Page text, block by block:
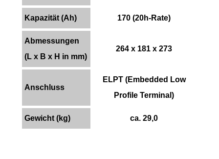
Kapazität (Ah) 170 (20h-Rate)
Abmessungen
(L x B x H in mm)
264 x 181 x 273
Anschluss
ELPT (Embedded Low
Profile Terminal)
Gewicht (kg) ca. 29,0